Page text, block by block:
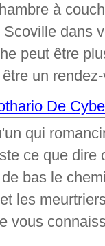
à
dans
peut être
un
De
qui
ce que dire
bas le
les
vous